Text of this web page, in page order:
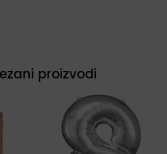
proizvodi